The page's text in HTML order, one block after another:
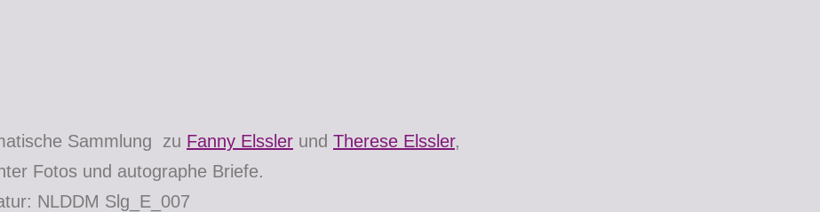
Sammlung zu Fanny Elssler und Therese Elssler,
Fotos und autographe Briefe.
NLDDM Slg_E_007